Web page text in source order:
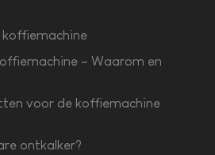
– Waarom en
voor de koffiemachine
ontkalker?